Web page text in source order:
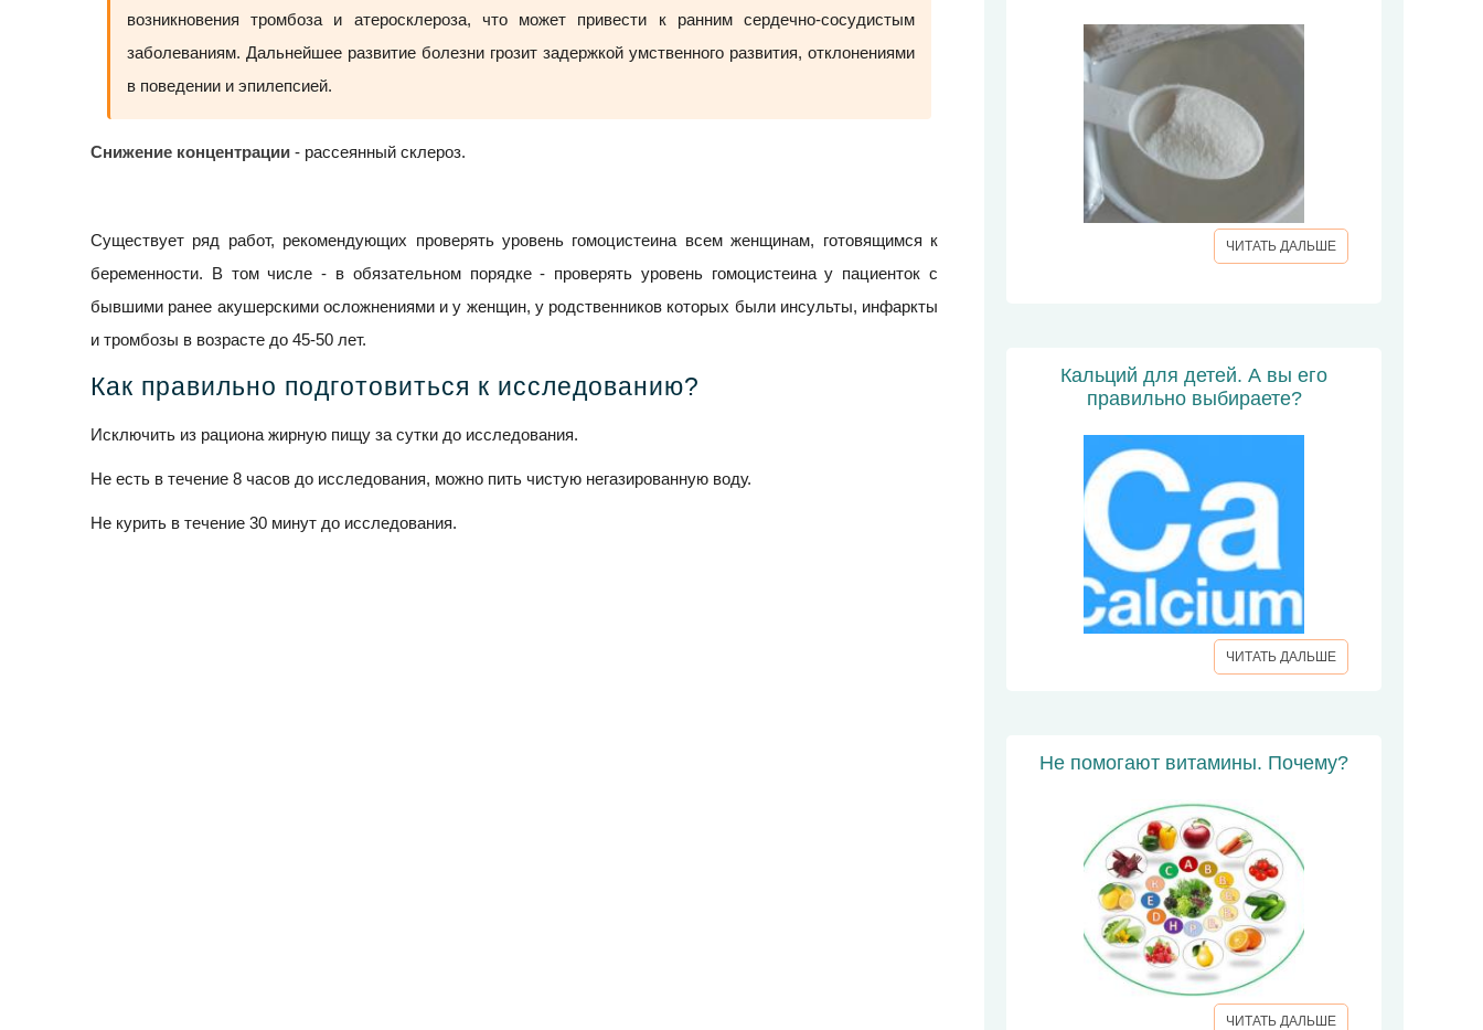
возникновения тромбоза и атеросклероза, что может привести к ранним сердечно-сосудистым
заболеваниям. Дальнейшее развитие болезни грозит задержкой умственного развития, отклонениями
в поведении и эпилепсией.
Снижение концентрации - рассеянный склероз.
Существует ряд работ, рекомендующих проверять уровень гомоцистеина всем женщинам, готовящимся к
беременности. В том числе - в обязательном порядке - проверять уровень гомоцистеина у пациенток с
бывшими ранее акушерскими осложнениями и у женщин, у родственников которых были инсульты, инфаркты
и тромбозы в возрасте до 45-50 лет.
Как правильно подготовиться к исследованию?
Исключить из рациона жирную пищу за сутки до исследования.
Не есть в течение 8 часов до исследования, можно пить чистую негазированную воду.
Не курить в течение 30 минут до исследования.
ЧИТАТЬ ДАЛЬШЕ
Кальций для детей. А вы его
правильно выбираете?
ЧИТАТЬ ДАЛЬШЕ
Не помогают витамины. Почему?
ЧИТАТЬ ДАЛЬШЕ